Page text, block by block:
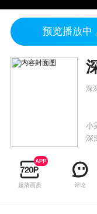
预览播放中
深
小
深
虎
天
超清画质 评论